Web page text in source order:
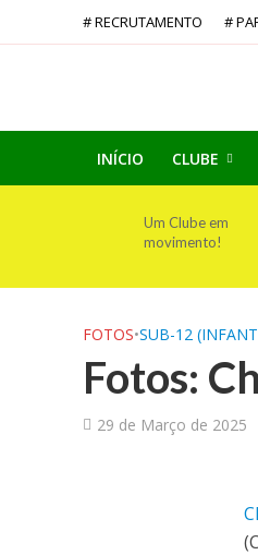
# RECRUTAMENTO #
INÍCIO CLUBE
Um Clube em
movimento!
FOTOS•SUB-12
Fotos:
29 de Março de 2025